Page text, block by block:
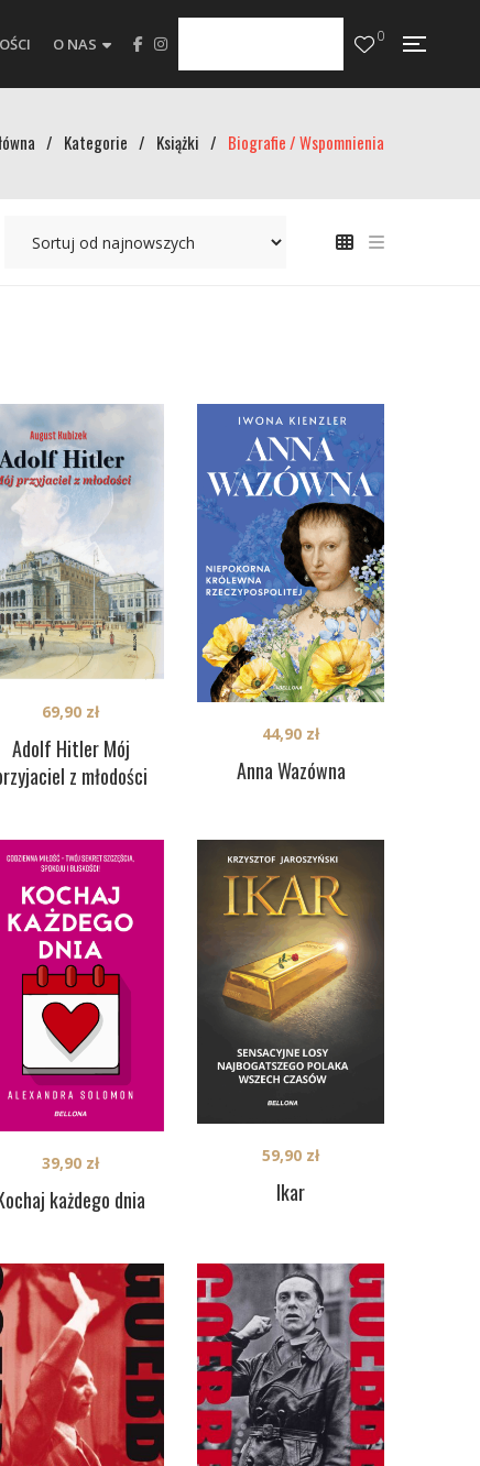
O NAS 0
/ Kategorie / Książki / Biografie / Wspomnienia
Adolf Hitler Mój
z młodości
69,90 zł
Anna Wazówna
44,90 zł
każdego dnia
39,90 zł
Ikar
59,90 zł